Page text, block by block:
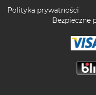
Polityka prywatności
Bezpieczne